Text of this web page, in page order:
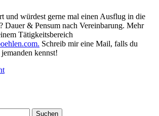
und würdest gerne mal einen Ausflug in die
Dauer & Pensum nach Vereinbarung. Mehr
Tätigkeitsbereich
Schreib mir eine Mail, falls du
kennst!